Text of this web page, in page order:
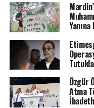
CHP Genel Başkanı
tutuklu İBB Başkanı
Mansur Yavaş, sosyal
olarak birlik ve
hep birlikte umut
siyasetin gölgesinden
zorundayız” vurgusu
Özgür
Atma